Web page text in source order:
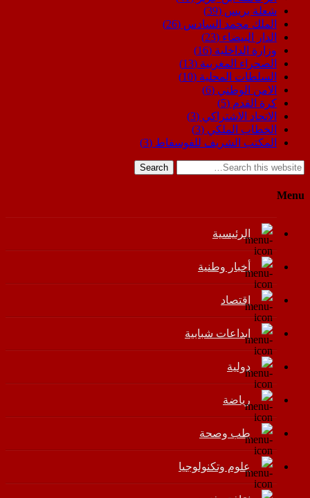
شعلة بريس (39)
الملك محمد السادس (26)
الدار البيضاء (23)
وزارة الداخلية (16)
الصحراء المغربية (13)
السلطات المحلية (10)
الامن الوطني (6)
كرة القدم (5)
الاتحاد الاشتراكي (3)
الخطاب الملكي (3)
المكتب الشريف للفوسفاط (3)
Search
Menu
الرئيسية
أخبار وطنية
اقتصاد
إبداعات شبابية
دولية
رياضة
طب وصحة
علوم وتكنولوجيا